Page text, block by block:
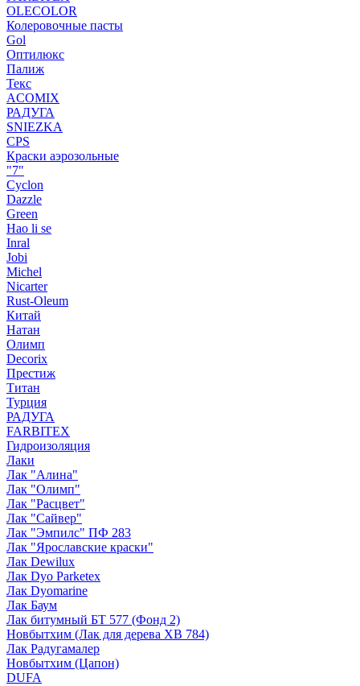
OLECOLOR
Колеровочные пасты
Gol
Оптилюкс
Палиж
Текс
ACOMIX
РАДУГА
SNIEZKA
CPS
Краски аэрозольные
"7"
Cyclon
Dazzle
Green
Hao li se
Inral
Jobi
Michel
Nicarter
Rust-Oleum
Китай
Натан
Олимп
Decorix
Престиж
Титан
Турция
РАДУГА
FARBITEX
Гидроизоляция
Лаки
Лак "Алина"
Лак "Олимп"
Лак "Расцвет"
Лак "Сайвер"
Лак "Эмпилс" ПФ 283
Лак "Ярославские краски"
Лак Dewilux
Лак Dyo Parketex
Лак Dyomarine
Лак Баум
Лак битумный БТ 577 (Фонд 2)
Новбытхим (Лак для дерева ХВ 784)
Лак Радугамалер
Новбытхим (Цапон)
DUFA